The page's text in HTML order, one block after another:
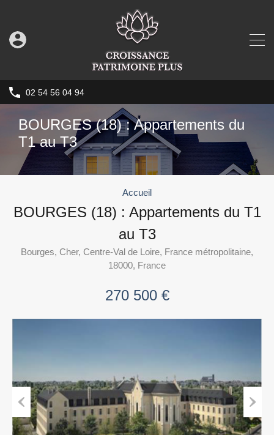
02 54 56 04 94
BOURGES (18) : Appartements du
T1 au T3
Accueil
BOURGES (18) : Appartements du T1
au T3
Bourges, Cher, Centre-Val de Loire, France métropolitaine,
18000, France
270 500 €
Previous Next